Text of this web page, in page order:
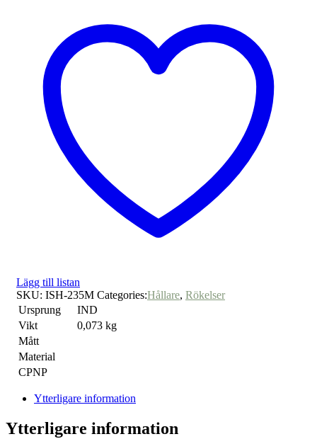
Lägg till listan
SKU: ISH-235M Categories:Hållare, Rökelser
Ursprung
IND
Vikt
0,073 kg
Mått
Material
CPNP
Ytterligare information
Ytterligare information